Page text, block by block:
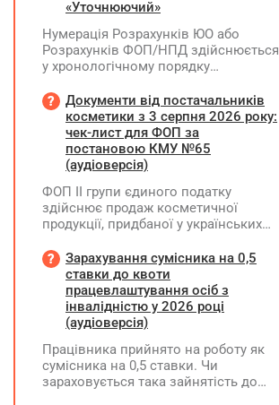
нарахування дивідендів. У 2026 році
виплатити кошти засновникам. Чи
потрібно утримувати ПДФО та ВЗ?
«Уточнюючий»
Нумерація Розрахунків ЮО або
Розрахунків ФОП/НПД здійснюється
у хронологічному порядку
межах одного звітного
(податкового) періоду та не
продовжується в наступних
Документи від постачальників
косметики з 3 серпня 2026 року:
чек-лист для ФОП за
постановою КМУ №65
(аудіоверсія)
ФОП ІІ групи єдиного податку
здійснює продаж косметичної
продукції, придбаної у українських
потрібно вимагати від
постачальника після 03.08.2026 року
у зв'язку з повним набранням
чинності Технічного регламенту на
косметичну продукцію,
20.01.2021 р. №65?
Зарахування сумісника на 0,5
ставки до квоти
працевлаштування осіб з
інвалідністю у 2026 році
(аудіоверсія)
Працівника прийнято на роботу як
сумісника на 0,5 ставки. Чи
зараховується така зайнятість до